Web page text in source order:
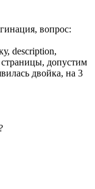
вопрос:
description,
страницы, допустим
двойка, на 3